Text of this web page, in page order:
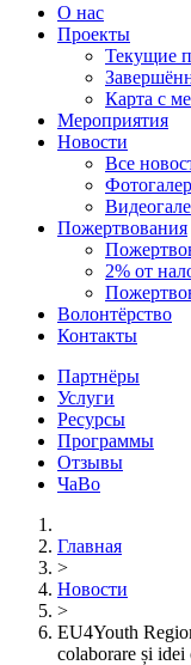
О нас
Проекты
Текущие
Карта с
Мероприятия
Новости
Все
Пожертвования
2% от
Волонтёрство
Контакты
Партнёры
Услуги
Ресурсы
Программы
Отзывы
ЧаВо
Главная
>
Новости
>
EU4Youth
colaborare și idei